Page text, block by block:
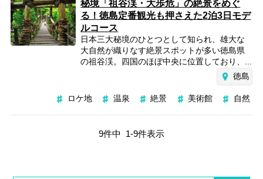
秘境「祖谷渓・大歩危」の絶景をめぐ
る！徳島定番観光も押さえた2泊3日モデ
ルコース
日本三大秘境のひとつとして知られ、雄大な
大自然が織りなす絶景スポットが多い徳島県
の祖谷渓。四国のほぼ中央に位置しており、...
徳島
ロケ地 温泉 絶景 美術館 自然
9件中 1-9件表示